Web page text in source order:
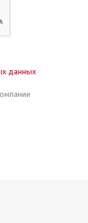
данных